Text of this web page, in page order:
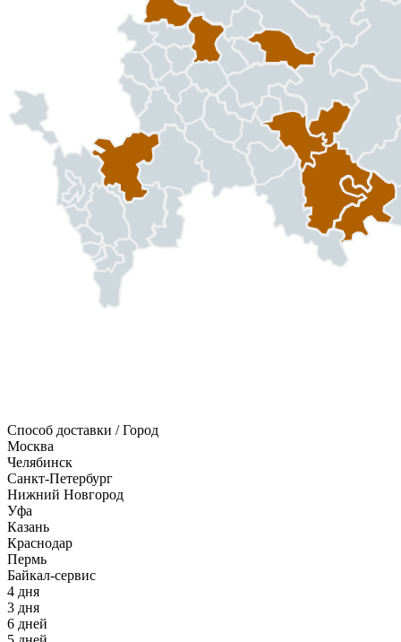
Способ доставки / Город
Москва
Челябинск
Санкт-Петербург
Нижний Новгород
Уфа
Казань
Краснодар
Пермь
Байкал-сервис
4 дня
3 дня
6 дней